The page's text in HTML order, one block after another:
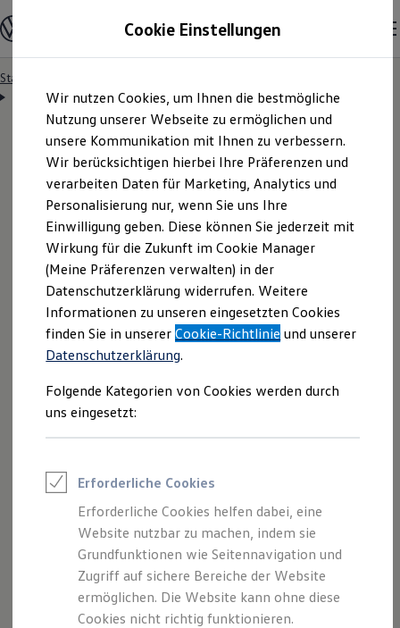
Hauptinhalt
springen
Footer
springen
Modelle & Konfigurator
Nutzfahrzeugkategorien entdecken
Modelle konfigurieren
Vorgängermodelle und Oldtimer
Vorgängermodelle
Oldtimer
Bulli Historie
Branchenlösungen & Gewerbekunden
Umbaulösungen und Hersteller finden
Auf- und Umbauten entdecken & konfigurieren
Groß- und Sonderkunden
Großkunden
Kommunen & Behörden
Journalisten
Sportvereine
Branchenlösungen
Bau & Handwerk
Gewerbliche Personenbeförderung
Service & mobile Werkstätten
Kurier, Logistik & Handel
Feuerwehr
Rettungsdienste
ONE Business ID Vorteile
Fahrzeugsuche & Marktplatz
Digitaler Marktplatz
Kauf & Finanzierung
Online-Fahrzeugbewertung
Aktionen & Angebote
E-Auto-Förderung
Für Privatkunden
Für Gewerbekunden
Profi Paket
TopDeal
Startseite
Servicetermin anfragen
Servicetermin bequem
online anfragen
Nutzen Sie unser Onlineformular, um schnell und
unkompliziert einen Servicetermin bei Ihrem
Volkswagen NutzfahrzeugePartner anzufragen.
Cookie Einstellungen
Wir nutzen Cookies, um Ihnen die bestmögliche
Nutzung unserer Webseite zu ermöglichen und
unsere Kommunikation mit Ihnen zu verbessern.
Wir berücksichtigen hierbei Ihre Präferenzen und
verarbeiten Daten für Marketing, Analytics und
Personalisierung nur, wenn Sie uns Ihre
Einwilligung geben. Diese können Sie jederzeit mit
Wirkung für die Zukunft im Cookie Manager
(Meine Präferenzen verwalten) in der
Datenschutzerklärung widerrufen. Weitere
Informationen zu unseren eingesetzten Cookies
finden Sie in unsererCookie-Richtlinie und unserer
Datenschutzerklärung.
Folgende Kategorien von Cookies werden durch
uns eingesetzt:
Erforderliche Cookies
Erforderliche Cookies helfen dabei, eine
Website nutzbar zu machen, indem sie
Grundfunktionen wie Seitennavigation und
Zugriff auf sichere Bereiche der Website
ermöglichen. Die Website kann ohne diese
Cookies nicht richtig funktionieren.